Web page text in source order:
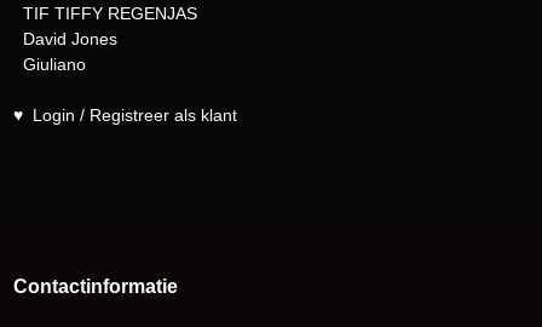
TIF TIFFY REGENJAS
David Jones
Giuliano
♥ Login / Registreer als klant
Contactinformatie